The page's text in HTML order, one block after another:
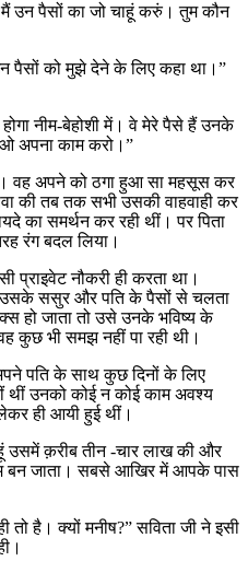
उन पैसों का जो चाहूं करुं। तुम कौन
पैसों को मुझे देने के लिए कहा था।”
होगा नीम-बेहोशी में। वे मेरे पैसे हैं उनके
अपना काम करो।”
वह अपने को ठगा हुआ सा महसूस कर
की तब तक सभी उसकी वाहवाही कर
का समर्थन कर रही थीं। पर पिता
रंग बदल लिया।
प्राइवेट नौकरी ही करता था।
उसके ससुर और पति के पैसों से चलता
हो जाता तो उसे उनके भविष्य के
कुछ भी समझ नहीं पा रही थी।
पति के साथ कुछ दिनों के लिए
उनको कोई न कोई काम अवश्य
ही आयी हुई थीं।
क़रीब तीन -चार लाख की और
बन जाता। सबसे आखिर में आपके पास
तो है। क्यों मनीष?” सविता जी ने इसी